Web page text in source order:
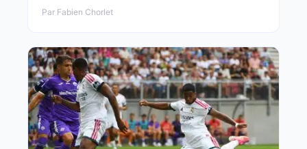
Par Fabien Chorlet